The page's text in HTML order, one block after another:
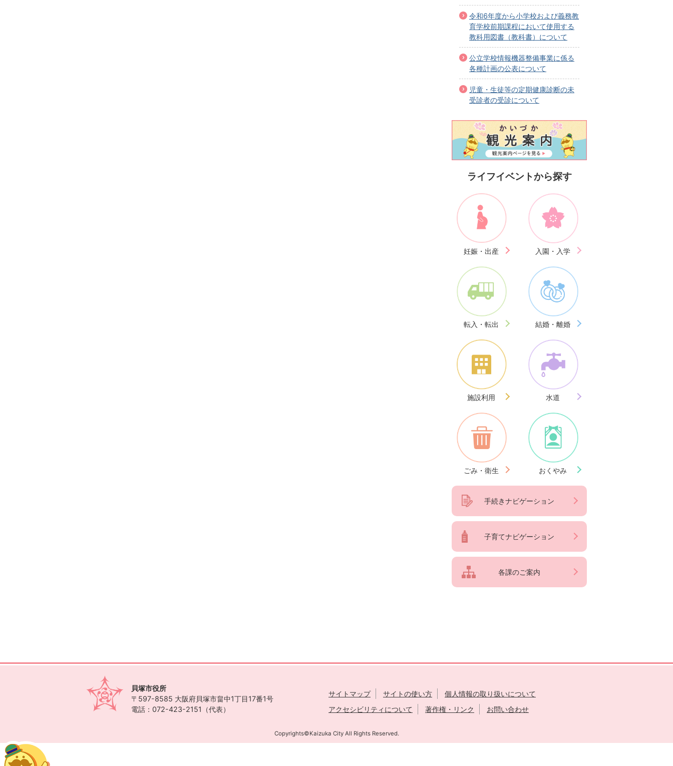
令和6年度から小学校および義務教
育学校前期課程において使用する
教科用図書（教科書）について
公立学校情報機器整備事業に係る
各種計画の公表について
児童・生徒等の定期健康診断の未
受診者の受診について
ライフイベントから探す
妊娠・出産 入園・入学
転入・転出 結婚・離婚
施設利用 水道
ごみ・衛生 おくやみ
手続きナビゲーション
子育てナビゲーション
各課のご案内
貝塚市役所
〒597-8585 大阪府貝塚市畠中1丁目17番1号
電話：072-423-2151（代表）
サイトマップ サイトの使い方
個人情報の取り扱いについて
アクセシビリティについて
著作権・リンク お問い合わせ
Copyrights©Kaizuka City All Rights Reserved.